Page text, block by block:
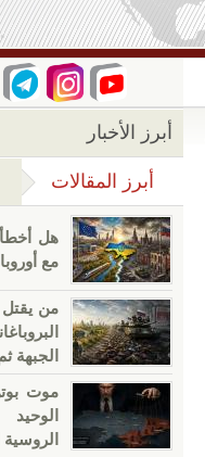
أبرز الأخبار
أبرز المقالات
هل أخطأ
مع
من يقتل
الجبهة
موت
الروسية